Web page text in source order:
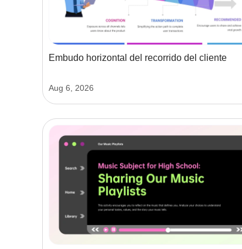
Embudo horizontal del recorrido del cliente
Aug 6, 2026